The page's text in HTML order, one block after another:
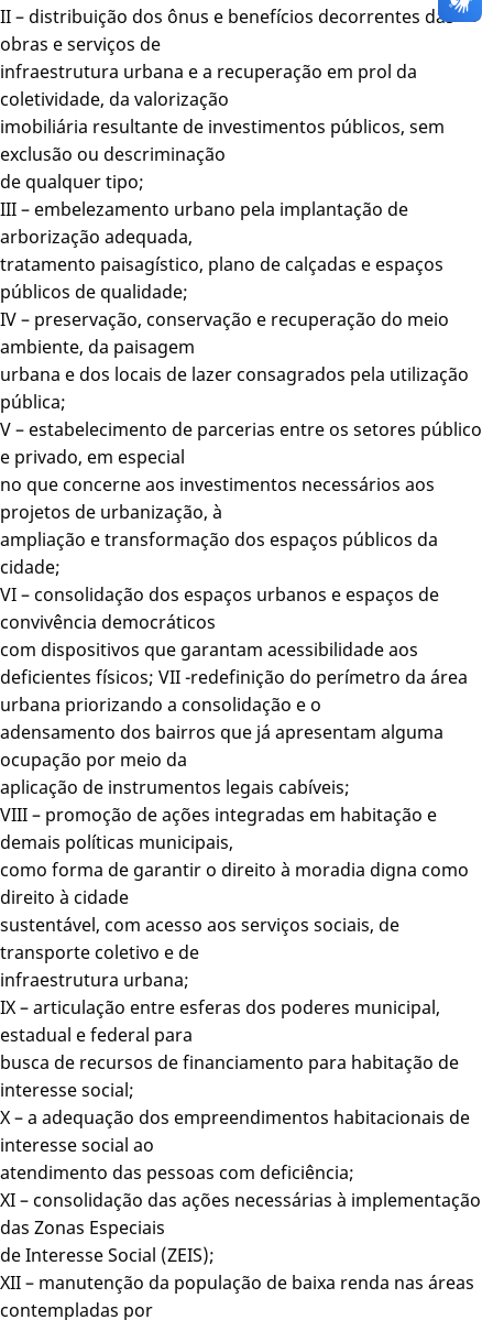
II – distribuição dos ônus e benefícios decorrentes das
obras e serviços de
infraestrutura urbana e a recuperação em prol da
coletividade, da valorização
imobiliária resultante de investimentos públicos, sem
exclusão ou descriminação
de qualquer tipo;
III – embelezamento urbano pela implantação de
arborização adequada,
tratamento paisagístico, plano de calçadas e espaços
públicos de qualidade;
IV – preservação, conservação e recuperação do meio
ambiente, da paisagem
urbana e dos locais de lazer consagrados pela utilização
pública;
V – estabelecimento de parcerias entre os setores público
e privado, em especial
no que concerne aos investimentos necessários aos
projetos de urbanização, à
ampliação e transformação dos espaços públicos da
cidade;
VI – consolidação dos espaços urbanos e espaços de
convivência democráticos
com dispositivos que garantam acessibilidade aos
deficientes físicos; VII -redefinição do perímetro da área
urbana priorizando a consolidação e o
adensamento dos bairros que já apresentam alguma
ocupação por meio da
aplicação de instrumentos legais cabíveis;
VIII – promoção de ações integradas em habitação e
demais políticas municipais,
como forma de garantir o direito à moradia digna como
direito à cidade
sustentável, com acesso aos serviços sociais, de
transporte coletivo e de
infraestrutura urbana;
IX – articulação entre esferas dos poderes municipal,
estadual e federal para
busca de recursos de financiamento para habitação de
interesse social;
X – a adequação dos empreendimentos habitacionais de
interesse social ao
atendimento das pessoas com deficiência;
XI – consolidação das ações necessárias à implementação
das Zonas Especiais
de Interesse Social (ZEIS);
XII – manutenção da população de baixa renda nas áreas
contempladas por